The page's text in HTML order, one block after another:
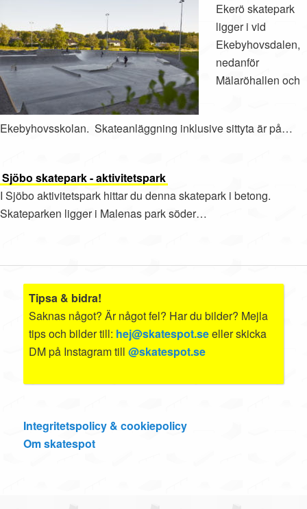
Ekerö skatepark
ligger i vid
Ekebyhovsdalen,
nedanför
Mälaröhallen och
Ekebyhovsskolan. Skateanläggning inklusive sittyta är på…
Sjöbo skatepark - aktivitetspark
I Sjöbo aktivitetspark hittar du denna skatepark i betong.
Skateparken ligger i Malenas park söder…
Tipsa & bidra!
Saknas något? Är något fel? Har du bilder? Mejla
tips och bilder till: hej@skatespot.seeller skicka
DM på Instagram till@skatespot.se
Integritetspolicy & cookiepolicy
Om skatespot